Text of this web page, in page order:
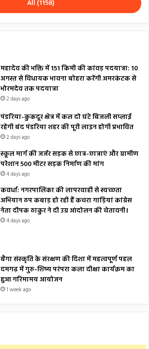
All (1158)
महादेव की भक्ति में 151 किमी की कांवड़ पदयात्रा: 10
अगस्त से विधायक भावना बोहरा करेंगी अमरकंटक से
भोरमदेव तक पदयात्रा
2 days ago
पंडरिया-कुकदूर क्षेत्र में कल दो घंटे बिजली सप्लाई
रहेगी बंद पंडरिया शहर की पूरी लाइन होगी प्रभावित
2 days ago
स्कूल मार्ग की जर्जर सड़क से छात्र-छात्राएं और ग्रामीण
परेशान 500 मीटर सड़क निर्माण की मांग
4 days ago
कवर्धा: नगरपालिका की लापरवाही से स्वच्छता
अभियान ठप कबाड़ हो रही हैं कचरा गाड़ियां कांग्रेस
नेता दीपक ठाकुर ने दी उग्र आंदोलन की चेतावनी।
4 days ago
बैगा संस्कृति के संरक्षण की दिशा में महत्वपूर्ण पहल
दमगढ़ में गुरु-शिष्य परंपरा कला दीक्षा कार्यक्रम का
हुआ गरिमामय आयोजन
1 week ago